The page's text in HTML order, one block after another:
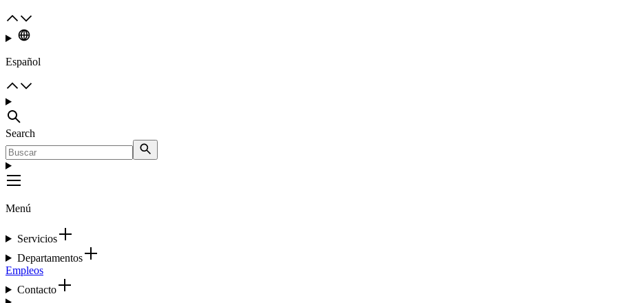
Español
Search
Menú
Servicios
Departamentos
Empleos
Contacto